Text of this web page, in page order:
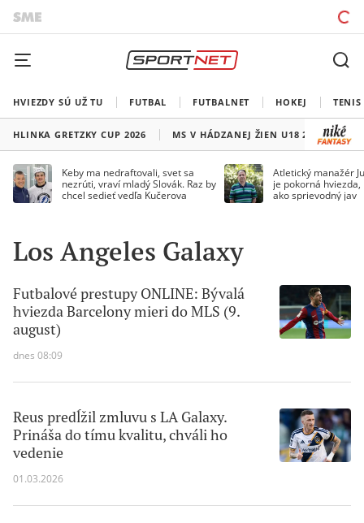
HVIEZDY SÚ UŽ TU FUTBAL FUTBALNET HOKEJ TENIS
HLINKA GRETZKY CUP 2026 MS V HÁDZANEJ ŽIEN U18 2026
Keby ma nedraftovali, svet sa
nezrúti, vraví mladý Slovák. Raz by
chcel sedieť vedľa Kučerova
Atletický manažér
je pokorná
ako sprievodný jav
Los Angeles Galaxy
Futbalové prestupy ONLINE: Bývalá
hviezda Barcelony mieri do MLS (9.
august)
dnes 08:09
Reus predĺžil zmluvu s LA Galaxy.
Prináša do tímu kvalitu, chváli ho
vedenie
01.03.2026